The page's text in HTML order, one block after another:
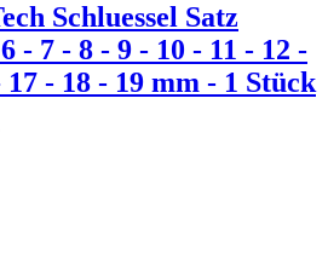
Schluessel Satz
- 7 - 8 - 9 - 10 - 11 - 12 -
17 - 18 - 19 mm - 1 Stück